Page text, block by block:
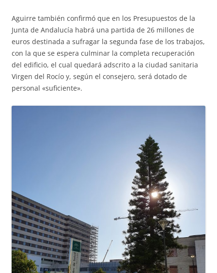
Aguirre también confirmó que en los Presupuestos de la
Junta de Andalucía habrá una partida de 26 millones de
euros destinada a sufragar la segunda fase de los trabajos,
con la que se espera culminar la completa recuperación
del edificio, el cual quedará adscrito a la ciudad sanitaria
Virgen del Rocío y, según el consejero, será dotado de
personal «suficiente».